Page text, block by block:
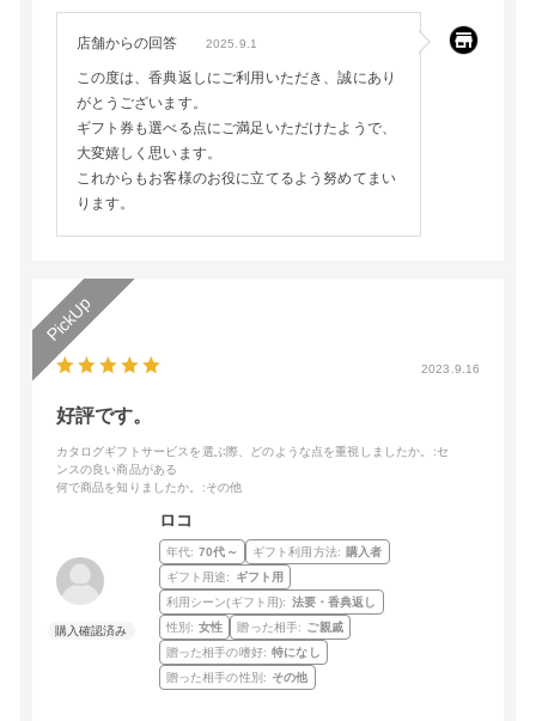
店舗からの回答 2025.9.1
この度は、香典返しにご利用いただき、誠にあり
がとうございます。
ギフト券も選べる点にご満足いただけたようで、
大変嬉しく思います。
これからもお客様のお役に立てるよう努めてまい
ります。
2023.9.16
好評です。
カタログギフトサービスを選ぶ際、どのような点を重視しましたか。
:セ
ンスの良い商品がある
何で商品を知りましたか。
:その他
ロコ
年代: 70代～ ギフト利用方法: 購入者
ギフト用途:
ギフト用
利用シーン(ギフト用): 法要・香典返し
性別: 女性 贈った相手: ご親戚
贈った相手の嗜好: 特になし
贈った相手の性別: その他